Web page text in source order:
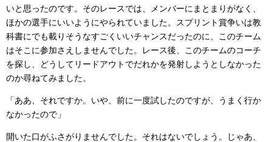
いと思ったのです。そのレースでは、メンバーにまとまりがなく、
ほかの選手にいいようにやられていました。スプリント賞争いは教
科書にでも載りそうなすごくいいチャンスだったのに、このチーム
はそこに参加さえしませんでした。レース後、このチームのコーチ
を探し、どうしてリードアウトでだれかを発射しようとしなかった
のか尋ねてみました。
「ああ、それですか。いや、前に一度試したのですが、うまく行か
なかったので」
開いた口がふさがりませんでした。それはないでしょう。じゃあ、